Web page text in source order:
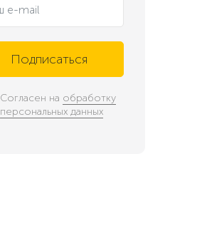
Подписаться
Согласен на обработку
персональных данных